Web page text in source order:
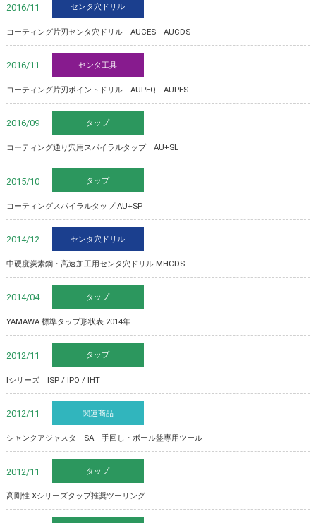
2016/11 センタ穴ドリル
コーティング片刃センタ穴ドリル AUCES AUCDS
2016/11 センタ工具
コーティング片刃ポイントドリル AUPEQ AUPES
2016/09 タップ
コーティング通り穴用スパイラルタップ AU+SL
2015/10 タップ
コーティングスパイラルタップ AU+SP
2014/12 センタ穴ドリル
中硬度炭素鋼・高速加工用センタ穴ドリル MHCDS
2014/04 タップ
YAMAWA 標準タップ形状表 2014年
2012/11 タップ
Iシリーズ ISP / IPO / IHT
2012/11 関連商品
シャンクアジャスタ SA 手回し・ボール盤専用ツール
2012/11 タップ
高剛性 Xシリーズタップ推奨ツーリング